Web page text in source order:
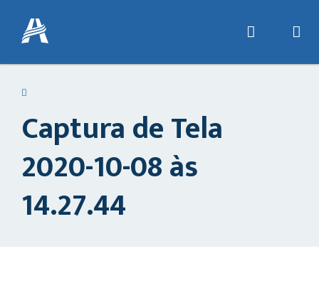
Captura de Tela
2020-10-08 às
14.27.44